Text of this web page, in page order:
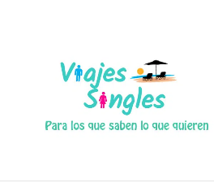
Fachada